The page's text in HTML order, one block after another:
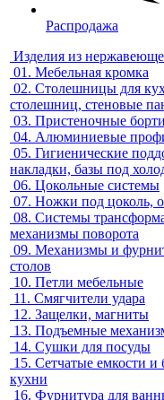
Распродажа
Изделия из
01. Мебельная кромка
02. Столешницы для
столешниц, стеновые
03. Пристеночные
04. Алюминиевые
05. Гигиенические
накладки, базы под
06. Цокольные системы
07. Ножки под цоколь,
08. Системы
механизмы поворота
09. Механизмы и
столов
10. Петли мебельные
11. Смягчители удара
12. Защелки, магниты
13. Подъемные
14. Сушки для посуды
15. Сетчатые емкости
кухни
16. Фурнитура для